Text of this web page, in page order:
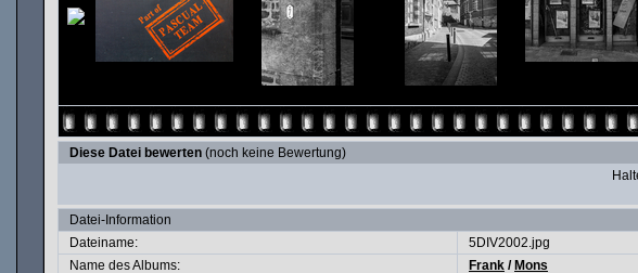
Diese Datei bewerten (noch keine Bewertung)
Datei-Information
Dateiname:
5DIV2002.jpg
Name des Albums:
Frank / Mons